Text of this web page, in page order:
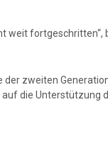
fortgeschritten“,
zweiten
die Unterstützung